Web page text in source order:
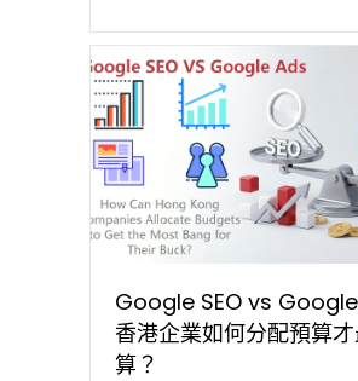
Google SEO vs Google
香港企業如何分配預算
算？